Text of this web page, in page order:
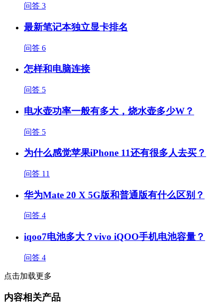
问答 3
最新笔记本独立显卡排名
问答 6
怎样和电脑连接
问答 5
电水壶功率一般有多大，烧水壶多少W？
问答 5
为什么感觉苹果iPhone 11还有很多人去买？
问答 11
华为Mate 20 X 5G版和普通版有什么区别？
问答 4
iqoo7电池多大？vivo iQOO手机电池容量？
问答 4
点击加载更多
内容相关产品